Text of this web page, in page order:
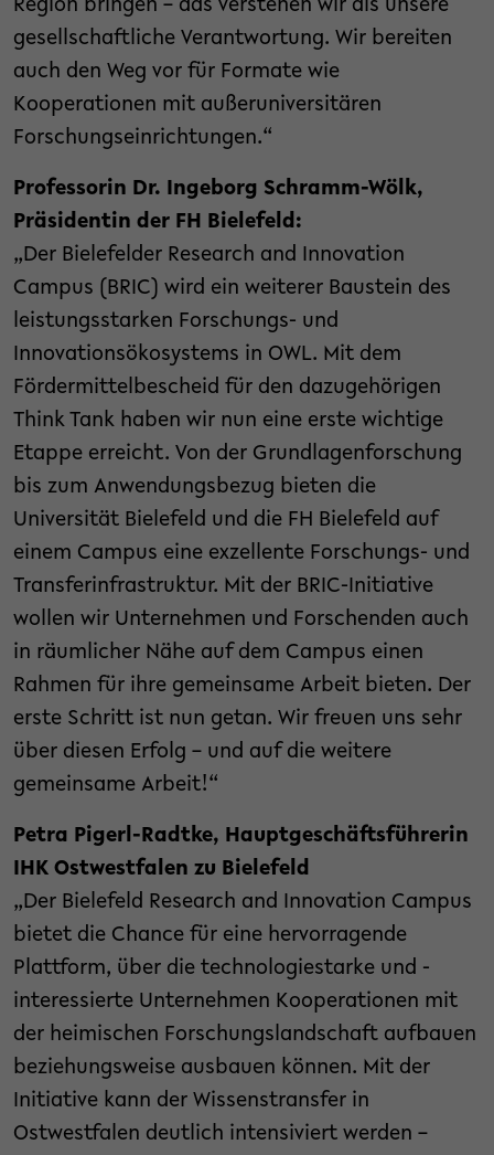
Region bringen – das verstehen wir als unsere
gesellschaftliche Verantwortung. Wir bereiten
auch den Weg vor für Formate wie
Kooperationen mit außeruniversitären
Forschungseinrichtungen.“
Professorin Dr. Ingeborg Schramm-Wölk,
Präsidentin der FH Bielefeld:
„Der Bielefelder Research and Innovation
Campus (BRIC) wird ein weiterer Baustein des
leistungsstarken Forschungs- und
Innovationsökosystems in OWL. Mit dem
Fördermittelbescheid für den dazugehörigen
Think Tank haben wir nun eine erste wichtige
Etappe erreicht. Von der Grundlagenforschung
bis zum Anwendungsbezug bieten die
Universität Bielefeld und die FH Bielefeld auf
einem Campus eine exzellente Forschungs- und
Transferinfrastruktur. Mit der BRIC-Initiative
wollen wir Unternehmen und Forschenden auch
in räumlicher Nähe auf dem Campus einen
Rahmen für ihre gemeinsame Arbeit bieten. Der
erste Schritt ist nun getan. Wir freuen uns sehr
über diesen Erfolg – und auf die weitere
gemeinsame Arbeit!“
Petra Pigerl-Radtke, Hauptgeschäftsführerin
IHK Ostwestfalen zu Bielefeld
„Der Bielefeld Research and Innovation Campus
bietet die Chance für eine hervorragende
Plattform, über die technologiestarke und -
interessierte Unternehmen Kooperationen mit
der heimischen Forschungslandschaft aufbauen
beziehungsweise ausbauen können. Mit der
Initiative kann der Wissenstransfer in
Ostwestfalen deutlich intensiviert werden –